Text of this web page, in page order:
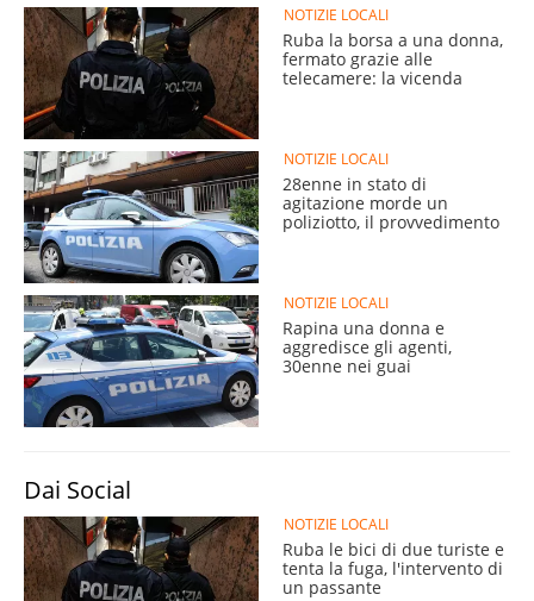
NOTIZIE LOCALI
Ruba la borsa a una donna,
fermato grazie alle
telecamere: la vicenda
NOTIZIE LOCALI
28enne in stato di
agitazione morde un
poliziotto, il provvedimento
NOTIZIE LOCALI
Rapina una donna e
aggredisce gli agenti,
30enne nei guai
Dai Social
NOTIZIE LOCALI
Ruba le bici di due turiste e
tenta la fuga, l'intervento di
un passante